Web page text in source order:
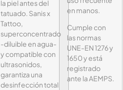
la piel antes del
tatuado. Sanis x
Tattoo,
superconcentrado
-diluible en agua-
y compatible con
ultrasonidos,
garantiza una
desinfección total
en manos.
Cumple con
las normas
UNE-EN 1276 y
1650 y está
registrado
ante la AEMPS.